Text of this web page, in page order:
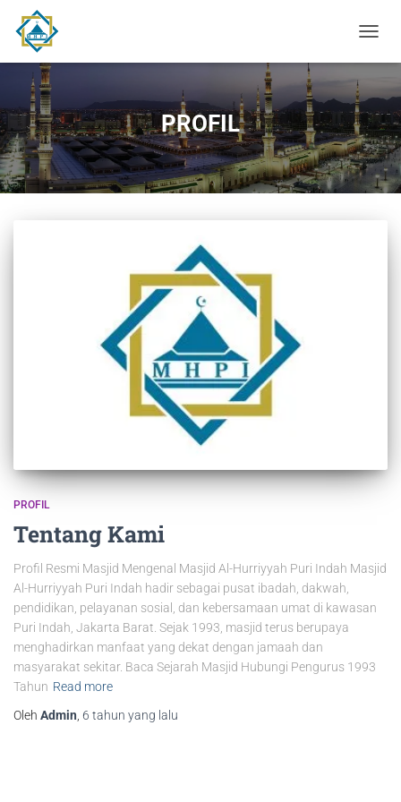
PROFIL
PROFIL
Tentang Kami
Profil Resmi Masjid Mengenal Masjid Al-Hurriyyah Puri Indah Masjid
Al-Hurriyyah Puri Indah hadir sebagai pusat ibadah, dakwah,
pendidikan, pelayanan sosial, dan kebersamaan umat di kawasan
Puri Indah, Jakarta Barat. Sejak 1993, masjid terus berupaya
menghadirkan manfaat yang dekat dengan jamaah dan
masyarakat sekitar. Baca Sejarah Masjid Hubungi Pengurus 1993
Tahun Read more
Oleh Admin 6 tahun yang lalu